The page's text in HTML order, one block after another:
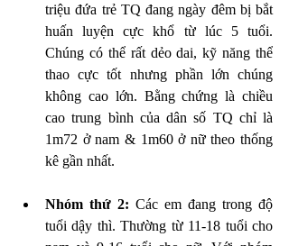
triệu đứa trẻ TQ đang ngày đêm bị bắt
huấn luyện cực khổ từ lúc 5 tuổi.
Chúng có thể rất dẻo dai, kỹ năng thể
thao cực tốt nhưng phần lớn chúng
không cao lớn. Bằng chứng là chiều
cao trung bình của dân số TQ chỉ là
1m72 ở nam & 1m60 ở nữ theo thống
kê gần nhất.
Nhóm thứ 2: Các em đang trong độ
tuổi dậy thì. Thường từ 11-18 tuổi cho